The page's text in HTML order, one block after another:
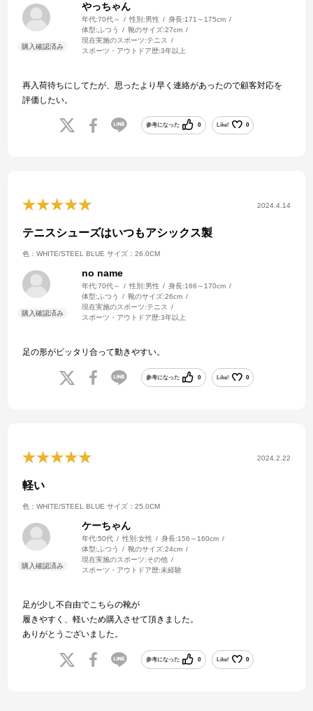
やっちゃん
年代:70代～ 性別:男性 身長:171～175cm
体型: ふつう 靴のサイズ:27cm
現在実施のスポーツ:テニス
スポーツ・アウトドア歴:3年以上
再入荷待ちにしてたが、思ったより早く連絡があったので顧客対応を
評価したい。
参考になった 0 Like! 0
2024.4.14
テニスシューズはいつもアシックス製
色：WHITE/STEEL BLUE サイズ：26.0CM
no name
年代:70代～ 性別:男性 身長:166～170cm
体型:ふつう 靴のサイズ:26cm
現在実施のスポーツ:テニス
スポーツ・アウトドア歴:3年以上
足の形がピッタリ合って動きやすい。
参考になった 0 Like! 0
2024.2.22
軽い
色：WHITE/STEEL BLUE サイズ：25.0CM
ケーちゃん
年代:50代 性別:女性 身長:156～160cm
体型:ふつう 靴のサイズ:24cm
現在実施のスポーツ:その他
スポーツ・アウトドア歴:未経験
足が少し不自由でこちらの靴が
履きやすく、軽いため購入させて頂きました。
ありがとうございました。
参考になった 0 Like! 0